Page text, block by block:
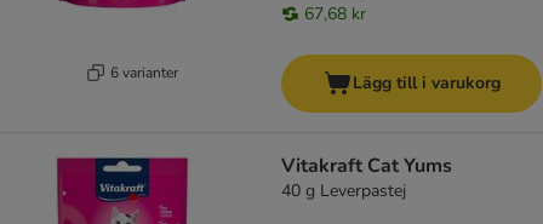
6 varianter
67,68 kr
Lägg till i varukorg
Vitakraft Cat Yums
40 g Leverpastej